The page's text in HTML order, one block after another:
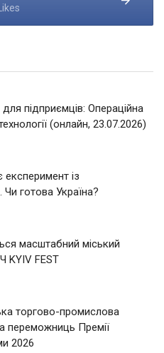
підприємців: Операційна
(онлайн, 23.07.2026)
із
готова Україна?
масштабний міський
KYIV FEST
торгово-промислова
переможниць Премії
2026